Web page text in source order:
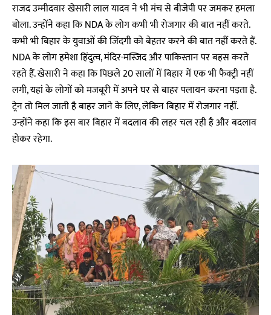
राजद उम्मीदवार खेसारी लाल यादव ने भी मंच से बीजेपी पर जमकर हमला
बोला. उन्होंने कहा कि NDA के लोग कभी भी रोजगार की बात नहीं करते.
कभी भी बिहार के युवाओं की जिंदगी को बेहतर करने की बात नहीं करते हैं.
NDA के लोग हमेशा हिंदुत्व, मंदिर-मस्जिद और पाकिस्तान पर बहस करते
रहते हैं. खेसारी ने कहा कि पिछले 20 सालों में बिहार में एक भी फैक्ट्री नहीं
लगी, यहां के लोगों को मजबूरी में अपने घर से बाहर पलायन करना पड़ता है.
ट्रेन तो मिल जाती है बाहर जाने के लिए, लेकिन बिहार में रोजगार नहीं.
उन्होंने कहा कि इस बार बिहार में बदलाव की लहर चल रही है और बदलाव
होकर रहेगा.